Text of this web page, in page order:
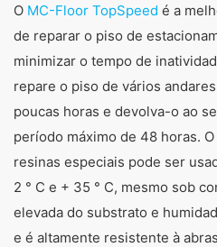
O MC-Floor TopSpeed ​​é a
de reparar o piso de
minimizar o tempo de
repare o piso de vários
poucas horas e devolva-o ao
período máximo de 48 horas.
resinas especiais pode ser
2 ° C e + 35 ° C, mesmo sob
elevada do substrato e
e é altamente resistente à